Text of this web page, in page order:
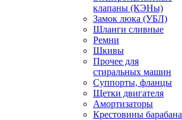
клапаны (КЭНы)
Замок люка (УБЛ)
Шланги сливные
Ремни
Шкивы
Прочее для
стиральных машин
Суппорты, фланцы
Щетки двигателя
Амортизаторы
Крестовины барабана